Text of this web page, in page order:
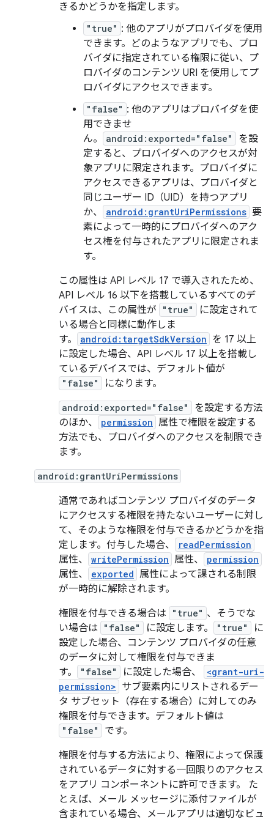
きるかどうかを指定します。
"true" : 他のアプリがプロバイダを使用
できます。どのようなアプリでも、プロ
バイダに指定されている権限に従い、プ
ロバイダのコンテンツ URI を使用してプ
ロバイダにアクセスできます。
"false" : 他のアプリはプロバイダを使
用できませ
ん。
android:exported="false"
を設
定すると、プロバイダへのアクセスが対
象アプリに限定されます。プロバイダに
アクセスできるアプリは、プロバイダと
同じユーザー ID（UID）を持つアプリ
か、
android:grantUriPermissions 要
素によって一時的にプロバイダへのアク
セス権を付与されたアプリに限定されま
す。
この属性は API レベル 17 で導入されたため、
API レベル 16 以下を搭載しているすべてのデ
バイスは、この属性が
"true"
に設定されて
いる場合と同様に動作しま
す。
android:targetSdkVersion を 17 以上
に設定した場合、API レベル 17 以上を搭載し
ているデバイスでは、デフォルト値が
"false" になります。
android:exported="false"
を設定する方法
のほか、
permission 属性で権限を設定する
方法でも、プロバイダへのアクセスを制限でき
ます。
android:grantUriPermissions
通常であればコンテンツ プロバイダのデータ
にアクセスする権限を持たないユーザーに対し
て、そのような権限を付与できるかどうかを指
定します。付与した場合、
readPermission
属性、 writePermission 属性、 permission
属性、 exported 属性によって課される制限
が一時的に解除されます。
権限を付与できる場合は
"true" 、そうでな
い場合は
"false" に設定します。 "true"
に
設定した場合、コンテンツ プロバイダの任意
のデータに対して権限を付与できま
す。
"false" に設定した場合、
<grant-uri-
permission> サブ要素内にリストされるデー
タ サブセット（存在する場合）に対してのみ
権限を付与できます。デフォルト値は
"false"
です。
権限を付与する方法により、権限によって保護
されているデータに対する一回限りのアクセス
をアプリ コンポーネントに許可できます。 た
とえば、メール メッセージに添付ファイルが
含まれている場合、メールアプリは適切なビュ